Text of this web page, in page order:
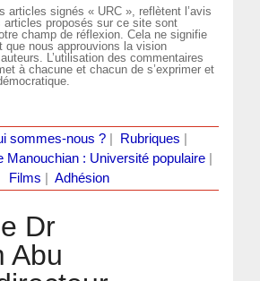
articles signés « URC », reflètent l’avis
articles proposés sur ce site sont
champ de réflexion. Cela ne signifie
que nous approuvions la vision
L’utilisation des commentaires
à chacune et chacun de s’exprimer et
sommes-nous ?| Rubriques
Manouchian : Université populaire
Films
Adhésion
Dr
Abu